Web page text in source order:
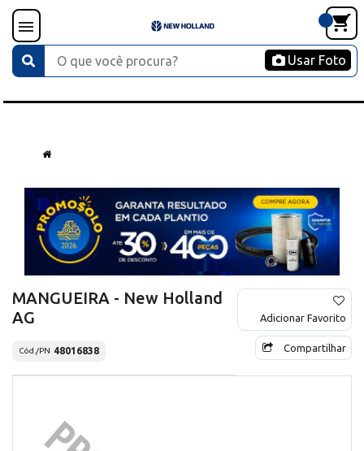
Usar Foto
MANGUEIRA - New Holland
AG
Cód./PN 48016838
Adicionar Favorito
Compartilhar